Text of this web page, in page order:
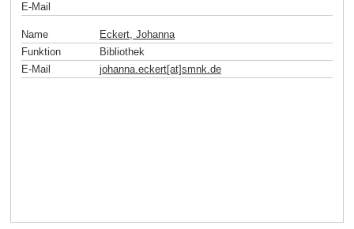
E-Mail
Name
Eckert, Johanna
Funktion
Bibliothek
E-Mail
johanna.eckert[at]smnk.de